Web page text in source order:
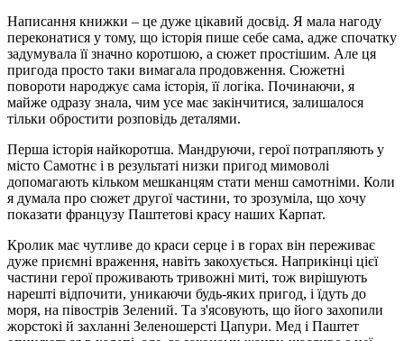
Написання книжки – це дуже цікавий досвід. Я мала нагоду
переконатися у тому, що історія пише себе сама, адже спочатку
задумувала її значно коротшою, а сюжет простішим. Але ця
пригода просто таки вимагала продовження. Сюжетні
повороти народжує сама історія, її логіка. Починаючи, я
майже одразу знала, чим усе має закінчитися, залишалося
тільки обростити розповідь деталями.
Перша історія найкоротша. Мандруючи, герої потрапляють у
місто Самотнє і в результаті низки пригод мимоволі
допомагають кільком мешканцям стати менш самотніми. Коли
я думала про сюжет другої частини, то зрозуміла, що хочу
показати французу Паштетові красу наших Карпат.
Кролик має чутливе до краси серце і в горах він переживає
дуже приємні враження, навіть закохується. Наприкінці цієї
частини герої проживають тривожні миті, тож вирішують
нарешті відпочити, уникаючи будь-яких пригод, і їдуть до
моря, на півострів Зелений. Та з'ясовують, що його захопили
жорстокі й захланні Зеленошерсті Цапури. Мед і Паштет